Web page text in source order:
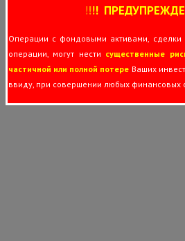
!!!!
Операции с фондовыми активами,
операции, могут нести существенные
частичной или полной потере Ваших
ввиду, при совершении любых финансовых